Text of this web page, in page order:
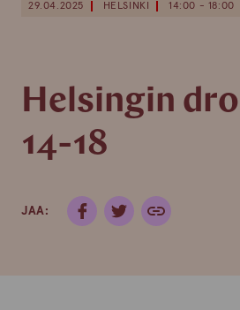
29.04.2025 HELSINKI 14:00 - 18:00
Helsingin
14-18
JAA: